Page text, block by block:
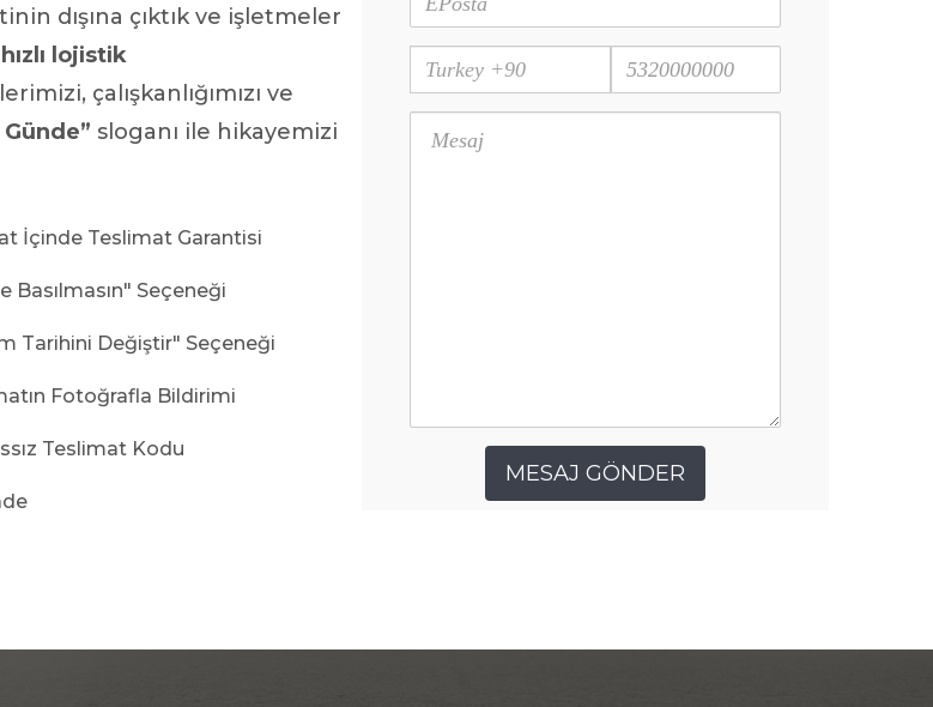
dışına çıktık ve işletmeler
lojistik
çalışkanlığımızı ve
sloganı ile hikayemizi
İçinde Teslimat Garantisi
Basılmasın" Seçeneği
Tarihini Değiştir" Seçeneği
Fotoğrafla Bildirimi
Teslimat Kodu
MESAJ GÖNDER